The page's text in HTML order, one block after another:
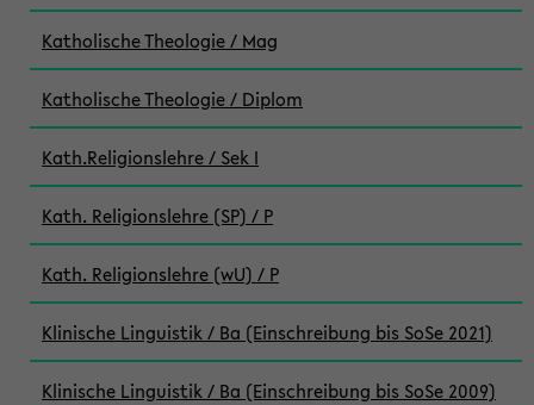
Katholische Theologie / Mag
Katholische Theologie / Diplom
Kath.Religionslehre / Sek I
Kath. Religionslehre (SP) / P
Kath. Religionslehre (wU) / P
Klinische Linguistik / Ba (Einschreibung bis SoSe 2021)
Klinische Linguistik / Ba (Einschreibung bis SoSe 2009)